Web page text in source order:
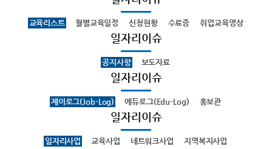
교육리스트 월별교육일정 신청현황 수료증 취업교육영상
일자리이슈
공지사항 보도자료
일자리이슈
제이로그(Job-Log) 에듀로그(Edu-Log) 홍보관
일자리이슈
일자리사업 교육사업 네트워크사업 지역복지사업